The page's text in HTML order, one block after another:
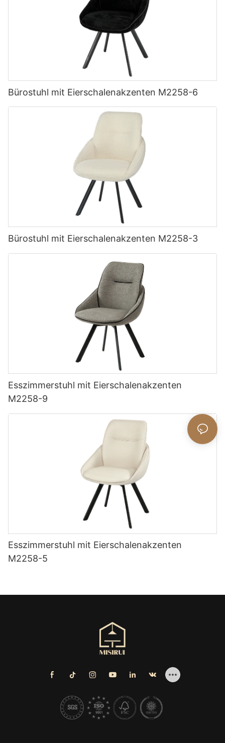
Bürostuhl mit Eierschalenakzenten M2258-6
Bürostuhl mit Eierschalenakzenten M2258-3
Esszimmerstuhl mit Eierschalenakzenten
M2258-9
Esszimmerstuhl mit Eierschalenakzenten
M2258-5